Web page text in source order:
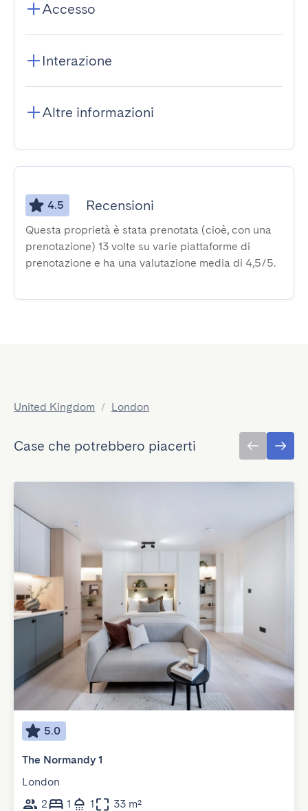
Accesso
Interazione
Altre informazioni
4.5 Recensioni
Questa proprietà è stata prenotata (cioè, con una
prenotazione) 13 volte su varie piattaforme di
prenotazione e ha una valutazione media di 4,5/5.
United Kingdom / London
Case che potrebbero piacerti
5.0
The Normandy 1
London
2
1 1 33 m²